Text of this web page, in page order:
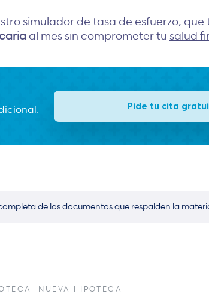
simulador de tasa de esfuerzo, que
al mes sin comprometer tu salud
Pide tu cita
de los documentos que respalden la
NUEVA HIPOTECA